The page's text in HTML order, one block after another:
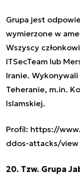
Grupa jest
wymierzone w
Wszyscy
ITSecTeam lub
Iranie.
Teheranie, m.in.
Islamskiej.
Profil: https://
ddos-attacks/view
20. Tzw. Grupa